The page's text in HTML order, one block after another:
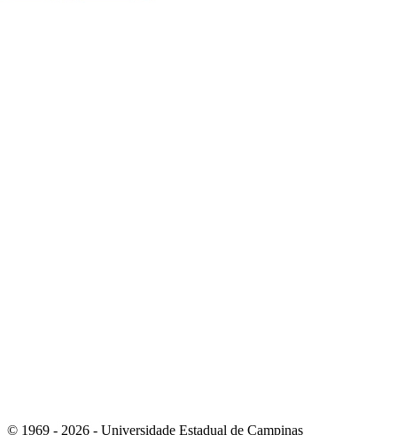
© 1969 - 2026 - Universidade Estadual de Campinas